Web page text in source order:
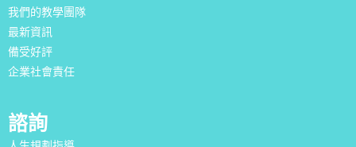
我們的教學團隊
最新資訊
備受好評
企業社會責任
諮詢